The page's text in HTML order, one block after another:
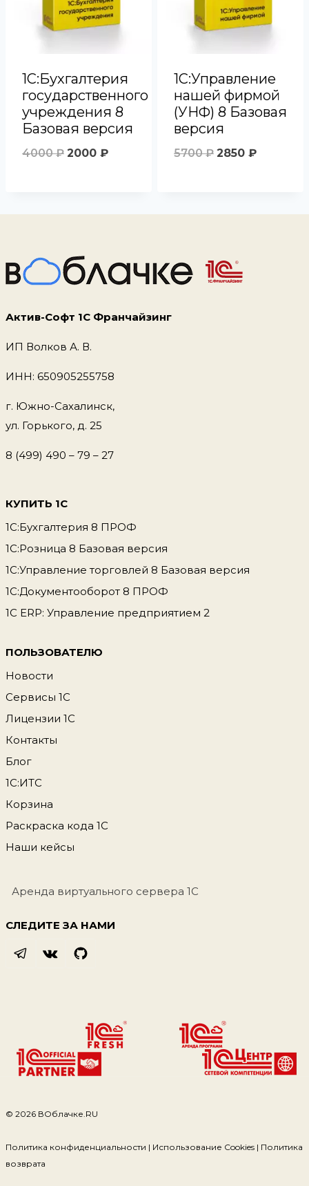
1С:Бухгалтерия
государственного
учреждения 8
Базовая версия
4000₽ Первоначальная
2000 ₽Текущая
1С:Управление
нашей фирмой
(УНФ) 8 Базовая
версия
5700₽ 2850 ₽Текущая
Актив-Софт 1С Франчайзинг
ИП Волков А. В.
ИНН: 650905255758
г. Южно-Сахалинск,
ул. Горького, д. 25
8 (499) 490 – 79 – 27
КУПИТЬ 1С
1С:Бухгалтерия 8 ПРОФ
1С:Розница 8 Базовая версия
1С:Управление торговлей 8 Базовая версия
1С:Документооборот 8 ПРОФ
1С ERP: Управление предприятием 2
ПОЛЬЗОВАТЕЛЮ
Новости
Сервисы 1С
Лицензии 1С
Контакты
Блог
1С:ИТС
Корзина
Раскраска кода 1С
Наши кейсы
Аренда виртуального сервера 1С
СЛЕДИТЕ ЗА НАМИ
© 2026 ВОблачке.RU
Политика конфиденциальности | Использование Cookies | Политика
возврата